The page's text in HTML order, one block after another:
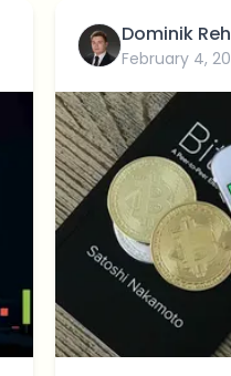
Dominik
February 4,